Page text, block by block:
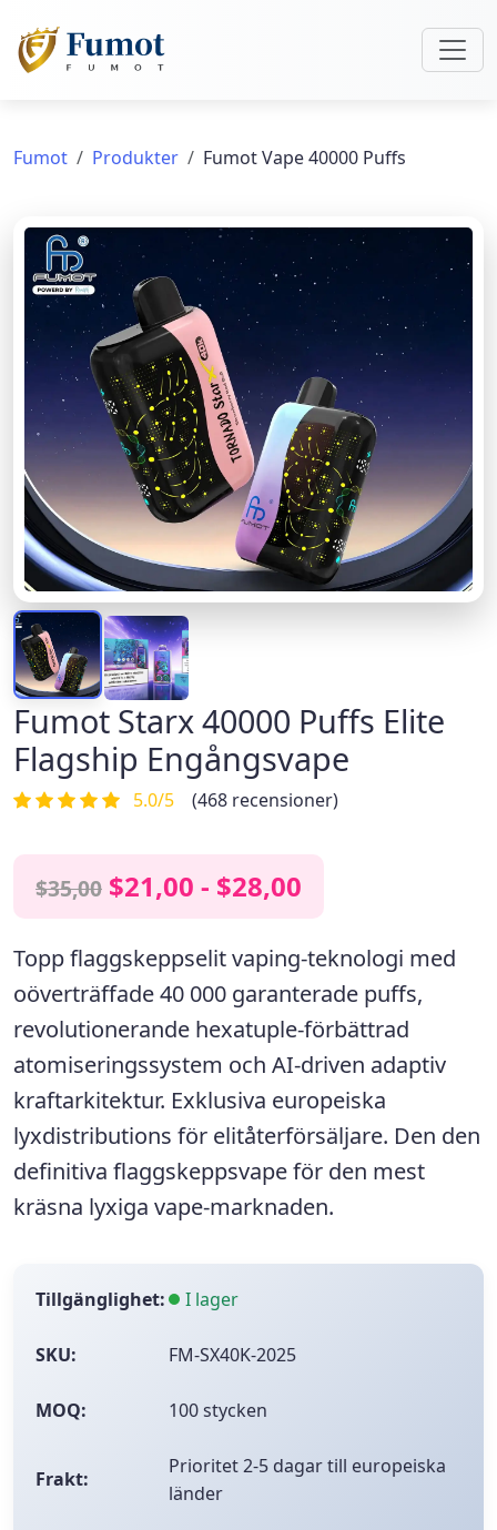
Fumot Produkter Fumot Vape 40000 Puffs
Fumot Starx 40000 Puffs Elite
Flagship Engångsvape
5.0/5 (468 recensioner)
$35,00 $21,00 - $28,00
Toppflaggskeppselit vaping-teknologi med
oöverträffade 40 000 garanterade puffs,
revolutionerande hexatuple-förbättrad
atomiseringssystem och AI-driven adaptiv
kraftarkitektur. Exklusiva europeiska
lyxdistributions för elitåterförsäljare. Den den
definitiva flaggskeppsvapeför den mest
kräsna lyxiga vape-marknaden.
Tillgänglighet: I lager
SKU: FM-SX40K-2025
MOQ: 100 stycken
Frakt:
Prioritet 2-5 dagar till europeiska
länder